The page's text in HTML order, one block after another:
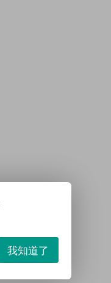
我知道了